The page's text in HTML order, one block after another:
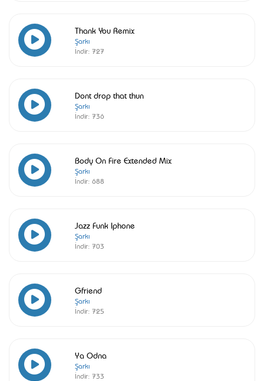
Thank You Remix
Şarkı
İndir: 727
Dont drop that thun
Şarkı
İndir: 736
Body On Fire Extended Mix
Şarkı
İndir: 688
Jazz Funk Iphone
Şarkı
İndir: 703
Gfriend
Şarkı
İndir: 725
Ya Odna
Şarkı
İndir: 733